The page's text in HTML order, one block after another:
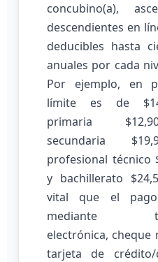
concubino(a),
descendientes en
deducibles hasta
anuales por cada
Por ejemplo, en
límite es de
primaria
secundaria
profesional técnico
y bachillerato
vital que el
mediante
electrónica, cheque
tarjeta de